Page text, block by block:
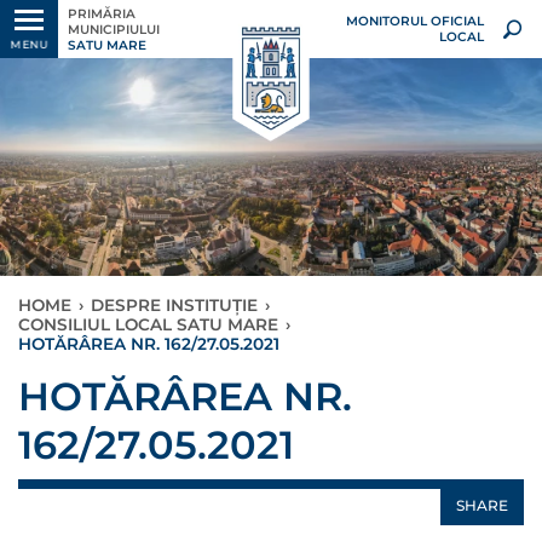
MENU
PRIMĂRIA
MUNICIPIULUI
SATU MARE
MONITORUL OFICIAL
LOCAL
HOME › DESPRE INSTITUȚIE ›
CONSILIUL LOCAL SATU MARE ›
HOTĂRÂREA NR. 162/27.05.2021
HOTĂRÂREA NR.
162/27.05.2021
SHARE